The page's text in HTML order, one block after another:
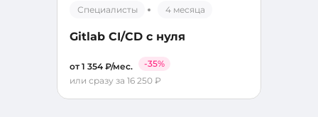
Специалисты 4 месяца
Gitlab CI/CD с нуля
от 1 354 ₽/мес.
-35%
или сразу за 16 250 ₽